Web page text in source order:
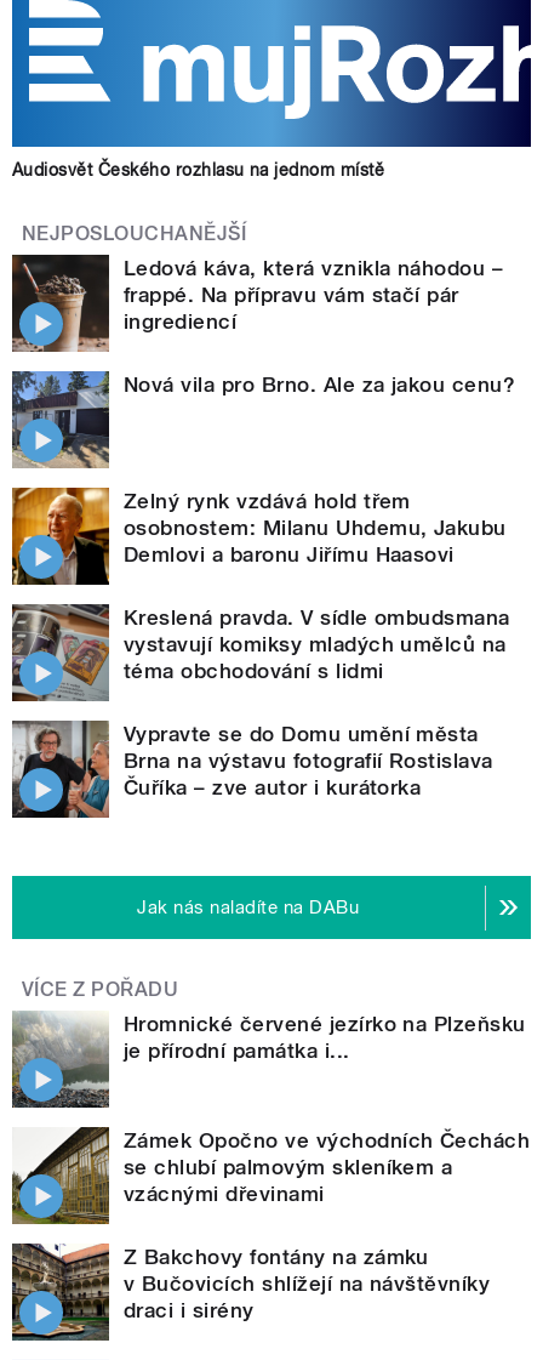
Audiosvět Českého rozhlasu na jednom místě
NEJPOSLOUCHANĚJŠÍ
Ledová káva, která vznikla náhodou –
frappé. Na přípravu vám stačí pár
ingrediencí
Nová vila pro Brno. Ale za jakou cenu?
Zelný rynk vzdává hold třem
osobnostem: Milanu Uhdemu, Jakubu
Demlovi a baronu Jiřímu Haasovi
Kreslená pravda. V sídle ombudsmana
vystavují komiksy mladých umělců na
téma obchodování s lidmi
Vypravte se do Domu umění města
Brna na výstavu fotografií Rostislava
Čuříka – zve autor i kurátorka
Jak nás naladíte na DABu
VÍCE Z POŘADU
Hromnické červené jezírko na Plzeňsku
je přírodní památka i...
Zámek Opočno ve východních Čechách
se chlubí palmovým skleníkem a
vzácnými dřevinami
Z Bakchovy fontány na zámku
v Bučovicích shlížejí na návštěvníky
draci i sirény